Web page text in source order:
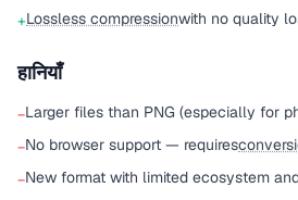
+Lossless compressionwith no quality
हानियाँ
−Larger files than PNG (especially for
−No browser support — requires
−New format with limited ecosystem